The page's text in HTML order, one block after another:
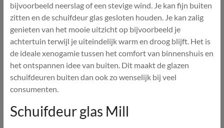
bijvoorbeeld neerslag of een stevige wind. Je kan fijn buiten
zitten en de schuifdeur glas gesloten houden. Je kan zalig
genieten van het mooie uitzicht op bijvoorbeeld je
achtertuin terwijl je uiteindelijk warm en droog blijft. Het is
de ideale xenogamie tussen het comfort van binnenshuis en
het ontspannen idee van buiten. Dit maakt de glazen
schuifdeuren buiten dan ook zo wenselijk bij veel
consumenten.
Schuifdeur glas Mill